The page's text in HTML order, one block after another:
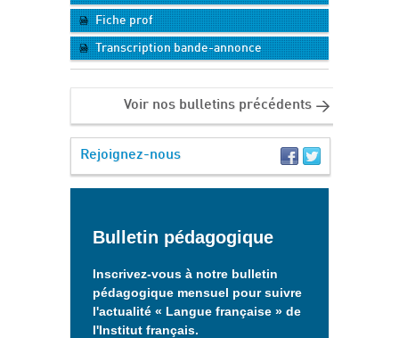
Fiche prof
Transcription bande-annonce
Voir nos bulletins précédents
Rejoignez-nous
Bulletin pédagogique
Inscrivez-vous à notre bulletin
pédagogique mensuel pour suivre
l'actualité « Langue française » de
l'Institut français.